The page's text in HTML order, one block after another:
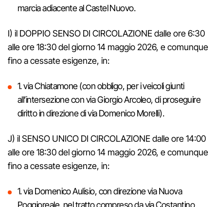
marcia adiacente al Castel Nuovo.
I) il DOPPIO SENSO DI CIRCOLAZIONE dalle ore 6:30
alle ore 18:30 del giorno 14 maggio 2026, e comunque
fino a cessate esigenze, in:
1. via Chiatamone (con obbligo, per i veicoli giunti
all’intersezione con via Giorgio Arcoleo, di proseguire
diritto in direzione di via Domenico Morelli).
J) il SENSO UNICO DI CIRCOLAZIONE dalle ore 14:00
alle ore 18:30 del giorno 14 maggio 2026, e comunque
fino a cessate esigenze, in:
1. via Domenico Aulisio, con direzione via Nuova
Poggioreale, nel tratto compreso da via Costantino